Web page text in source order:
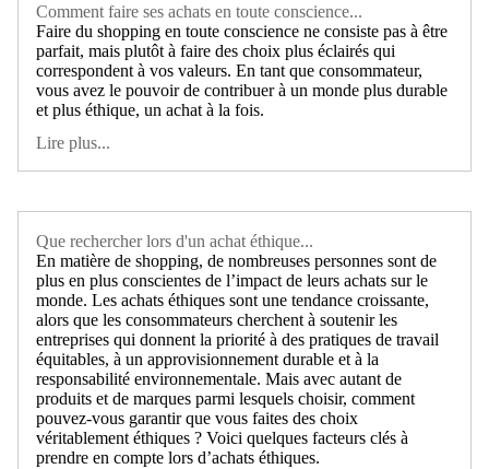
Comment faire ses achats en toute conscience...
Faire du shopping en toute conscience ne consiste pas à être
parfait, mais plutôt à faire des choix plus éclairés qui
correspondent à vos valeurs. En tant que consommateur,
vous avez le pouvoir de contribuer à un monde plus durable
et plus éthique, un achat à la fois.
Lire plus...
Que rechercher lors d'un achat éthique...
En matière de shopping, de nombreuses personnes sont de
plus en plus conscientes de l’impact de leurs achats sur le
monde. Les achats éthiques sont une tendance croissante,
alors que les consommateurs cherchent à soutenir les
entreprises qui donnent la priorité à des pratiques de travail
équitables, à un approvisionnement durable et à la
responsabilité environnementale. Mais avec autant de
produits et de marques parmi lesquels choisir, comment
pouvez-vous garantir que vous faites des choix
véritablement éthiques ? Voici quelques facteurs clés à
prendre en compte lors d’achats éthiques.